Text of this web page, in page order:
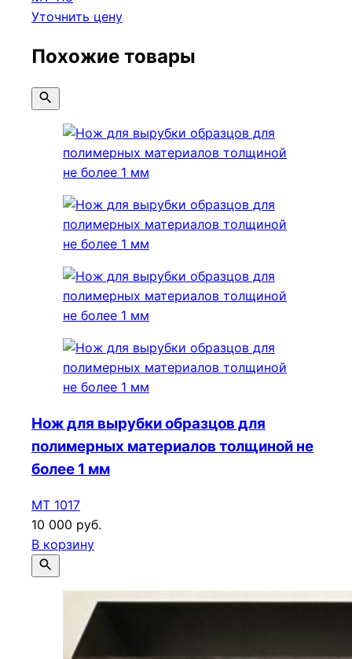
Уточнить цену
Похожие товары
Нож для вырубки образцов для
полимерных материалов толщиной не
более 1 мм
МТ 1017
10 000 руб.
В корзину